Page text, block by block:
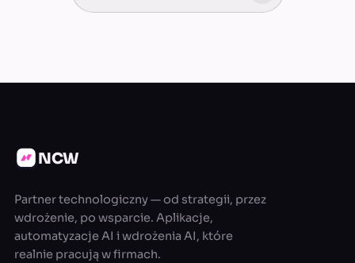
NCW
Partner technologiczny — od strategii, przez
wdrożenie, po wsparcie. Aplikacje,
automatyzacje AI i wdrożenia AI, które
realnie pracują w firmach.